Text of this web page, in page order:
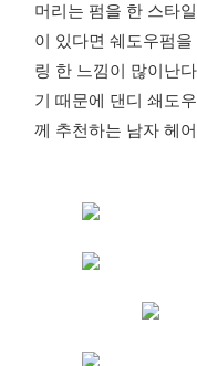
머리는 펌을 한 스타
이 있다면 쉐도우펌
링 한 느낌이 많이난
기 때문에 댄디 쇄도
께 추천하는 남자 헤